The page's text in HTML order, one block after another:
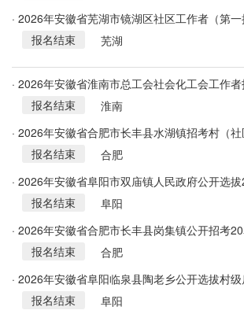
· 2026年安徽省芜湖市镜湖区社区工作者（第
招考18人公告
报名结束
芜湖
· 2026年安徽省淮南市总工会社会化工会工作
公告报名结束
淮南
· 2026年安徽省合肥市长丰县水湖镇招考村（
干部32人公告
报名结束
合肥
· 2026年安徽省阜阳市双庙镇人民政府公开选
后备干部公告
报名结束
阜阳
· 2026年安徽省合肥市长丰县岗集镇公开招考
后备干部公告
报名结束
合肥
· 2026年安徽省阜阳临泉县陶老乡公开选拔村
15名公告
报名结束
阜阳